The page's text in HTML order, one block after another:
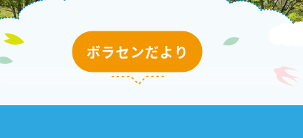
ボラセンだより